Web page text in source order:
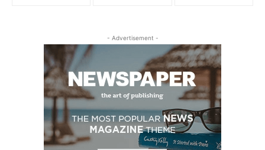
- Advertisement -